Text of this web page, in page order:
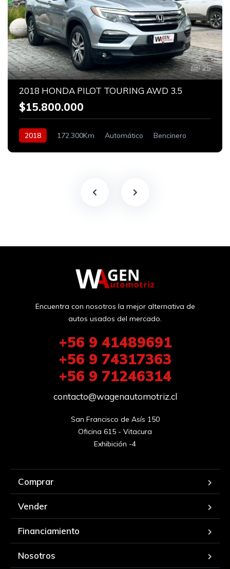
25
2018 HONDA PILOT TOURING AWD 3.5
$15.800.000
2018 172.300Km Automático Bencinero
Encuentra con nosotros la mejor alternativa de
autos usados del mercado.
+56 9 41489691
+56 9 74317363
+56 9 71246314
contacto@wagenautomotriz.cl
San Francisco de Asís 150
Oficina 615 - Vitacura
Exhibición -4
Comprar
Vender
Financiamiento
Nosotros